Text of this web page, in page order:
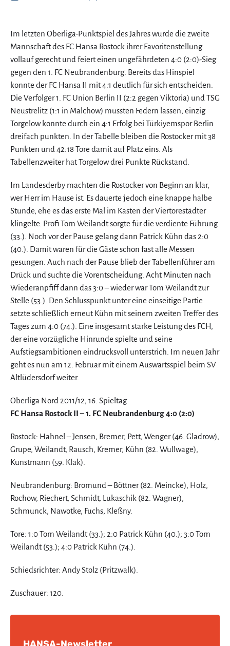
Im letzten Oberliga-Punktspiel des Jahres wurde die zweite
Mannschaft des FC Hansa Rostock ihrer Favoritenstellung
vollauf gerecht und feiert einen ungefährdeten 4:0 (2:0)-Sieg
gegen den 1. FC Neubrandenburg. Bereits das Hinspiel
konnte der FC Hansa II mit 4:1 deutlich für sich entscheiden.
Die Verfolger 1. FC Union Berlin II (2:2 gegen Viktoria) und TSG
Neustrelitz (1:1 in Malchow) mussten Federn lassen, einzig
Torgelow konnte durch ein 4:1 Erfolg bei Türkiyemspor Berlin
dreifach punkten. In der Tabelle bleiben die Rostocker mit 38
Punkten und 42:18 Tore damit auf Platz eins. Als
Tabellenzweiter hat Torgelow drei Punkte Rückstand.
Im Landesderby machten die Rostocker von Beginn an klar,
wer Herr im Hause ist. Es dauerte jedoch eine knappe halbe
Stunde, ehe es das erste Mal im Kasten der Viertorestädter
klingelte. Profi Tom Weilandt sorgte für die verdiente Führung
(33.). Noch vor der Pause gelang dann Patrick Kühn das 2:0
(40.). Damit waren für die Gäste schon fast alle Messen
gesungen. Auch nach der Pause blieb der Tabellenführer am
Drück und suchte die Vorentscheidung. Acht Minuten nach
Wiederanpfiff dann das 3:0 – wieder war Tom Weilandt zur
Stelle (53.). Den Schlusspunkt unter eine einseitige Partie
setzte schließlich erneut Kühn mit seinem zweiten Treffer des
Tages zum 4:0 (74.). Eine insgesamt starke Leistung des FCH,
der eine vorzügliche Hinrunde spielte und seine
Aufstiegsambitionen eindrucksvoll unterstrich. Im neuen Jahr
geht es nun am 12. Februar mit einem Auswärtsspiel beim SV
Altlüdersdorf weiter.
Oberliga Nord 2011/12, 16. Spieltag
FC Hansa Rostock II – 1. FC Neubrandenburg 4:0 (2:0)
Rostock: Hahnel – Jensen, Bremer, Pett, Wenger (46. Gladrow),
Grupe, Weilandt, Rausch, Kremer, Kühn (82. Wullwage),
Kunstmann (59. Klak).
Neubrandenburg: Bromund – Böttner (82. Meincke), Holz,
Rochow, Riechert, Schmidt, Lukaschik (82. Wagner),
Schmunck, Nawotke, Fuchs, Kleßny.
Tore: 1:0 Tom Weilandt (33.); 2:0 Patrick Kühn (40.); 3:0 Tom
Weilandt (53.); 4:0 Patrick Kühn (74.).
Schiedsrichter: Andy Stolz (Pritzwalk).
Zuschauer: 120.